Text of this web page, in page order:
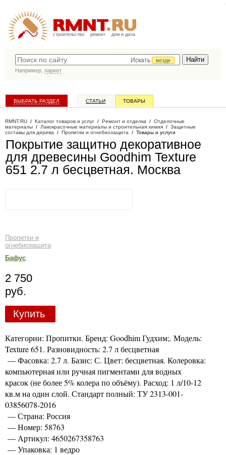
строительство ремонт дом и дача
Искать
везде
Например, паркет
ВЫБРАТЬ РАЗДЕЛ СТАТЬИ ТОВАРЫ
RMNT.RU / Каталог товаров и услуг / Ремонт и отделка / Отделочные
материалы / Лакокрасочные материалы и строительная химия / Защитные
составы для дерева / Пропитки и огнебиозащита / Товары и услуги
Покрытие защитно декоративное
для древесины Goodhim Texture
651 2.7 л бесцветная. Москва
Пропитки и
огнебиозащита
Бафус
2 750
руб.
Купить
Категории: Пропитки. Бренд: Goodhim Гудхим;. Модель:
Texture 651. Разновидность: 2.7 л бесцветная
— Фасовка: 2.7 л. Базис: С. Цвет: бесцветная. Колеровка:
компьютерная или ручная пигментами для водных
красок (не более 5% колера по объёму). Расход: 1 л/10-12
кв.м на один слой. Стандарт полный: ТУ 2313-001-
03856078-2016
— Страна: Россия
— Номер: 58763
— Артикул: 4650267358763
— Упаковка: 1 ведро